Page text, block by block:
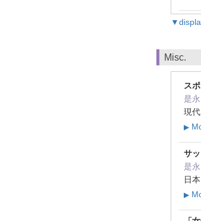
Misc.
ス
是
現
▶
サ
是
日
▶